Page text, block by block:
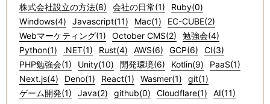
株式会社設立の方法(8) 会社の日常(1)
Ruby(0)
Windows(4)
Javascript(11) Mac(1)
EC-CUBE(2)
Webマーケティング(1)
October CMS(2)
勉強会(4)
Python(1)
.NET(1) Rust(4) AWS(6) GCP(6)
CI(3)
PHP勉強会(1)
Unity(10) 開発環境(6) Kotlin(9)
PaaS(1)
Next.js(4)
Deno(1) React(1) Wasmer(1)
git(1)
ゲーム開発(1)
Java(2) github(0) Cloudflare(1) AI(11)